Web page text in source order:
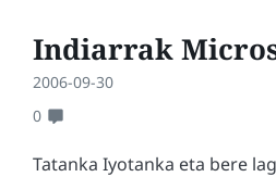
Indiarrak
2006-09-30
0
Tatanka Iyotanka eta bere